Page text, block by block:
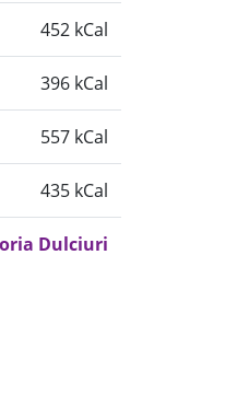
452 kCal
396 kCal
557 kCal
435 kCal
Dulciuri